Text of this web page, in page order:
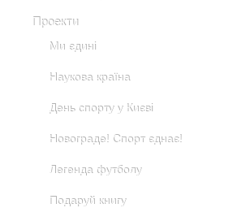
Проекти
Ми єдині
Наукова країна
День спорту у Києві
Новограде! Спорт єднає!
Легенда футболу
Подаруй книгу